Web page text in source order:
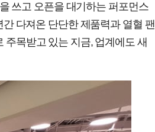
쓰고 오픈을 대기하는 퍼포먼스
다져온 단단한 제품력과 열혈 팬
목받고 있는 지금, 업계에도 새